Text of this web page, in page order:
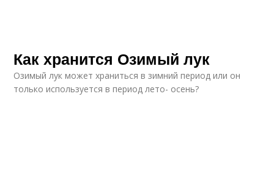
Как хранится Озимый лук
Озимый лук может храниться в зимний период или он
только используется в период лето- осень?